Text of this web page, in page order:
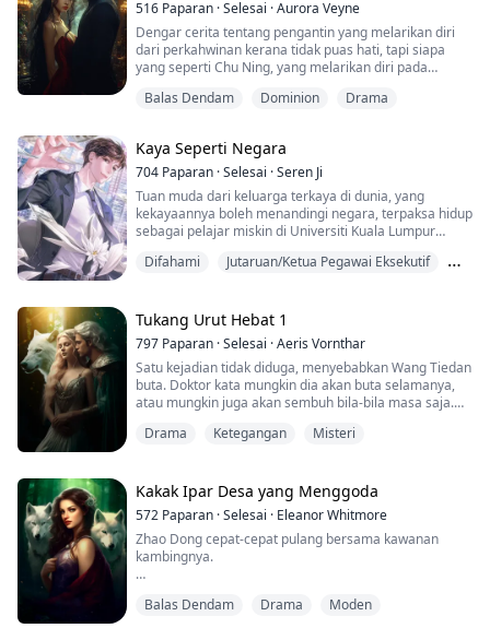
516 Paparan ·Selesai ·Aurora Veyne
Dengar cerita tentang pengantin yang melarikan diri
dari perkahwinan kerana tidak puas hati, tapi siapa
yang seperti Chu Ning, yang melarikan diri pada
wanita yang dicintainya; Chai Ziyan sangat marah: "Kau
Balas Dendam Dominion Drama
Kaya Seperti Negara
704 Paparan ·Selesai ·Seren Ji
Tuan muda dari keluarga terkaya di dunia, yang
kekayaannya boleh menandingi negara, terpaksa hidup
sebagai pelajar miskin di Universiti Kuala Lumpur
Ketika kekasihnya mengkhianatinya, larangan keluarga
Dengan identitinya yang sedikit demi sedikit
terbongkar, kekasihnya ...
Difahami
Jutaruan/Ketua Pegawai Eksekutif
Tukang Urut Hebat 1
797 Paparan ·Selesai ·Aeris Vornthar
Satu kejadian tidak diduga, menyebabkan Wang Tiedan
buta. Doktor kata mungkin dia akan buta selamanya,
atau mungkin juga akan sembuh bila-bila masa saja.
abang sulungnya...
Drama Ketegangan Misteri
Kakak Ipar Desa yang Menggoda
572 Paparan ·Selesai · Eleanor Whitmore
Zhao Dong cepat-cepat pulang bersama kawanan
kambingnya.
rumah kakak iparnya, Chen Jiao Ming, dia terdengar
Balas Dendam Drama Moden